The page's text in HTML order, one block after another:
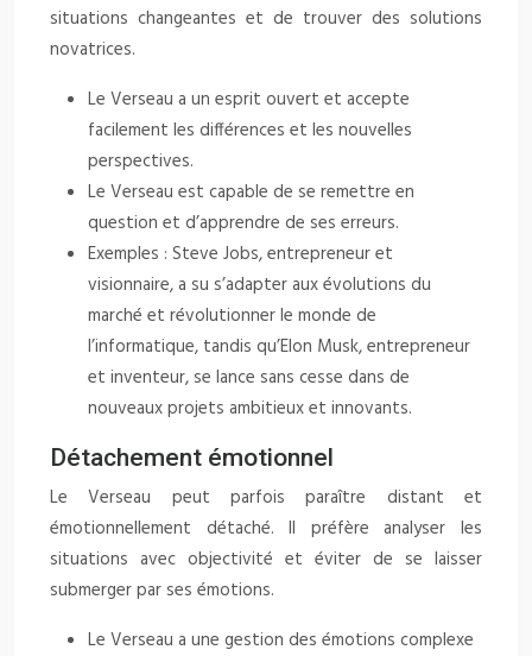
situations changeantes et de trouver des solutions
novatrices.
Le Verseau a un esprit ouvert et accepte
facilement les différences et les nouvelles
perspectives.
Le Verseau est capable de se remettre en
question et d’apprendre de ses erreurs.
Exemples : Steve Jobs, entrepreneur et
visionnaire, a su s’adapter aux évolutions du
marché et révolutionner le monde de
l’informatique, tandis qu’Elon Musk, entrepreneur
et inventeur, se lance sans cesse dans de
nouveaux projets ambitieux et innovants.
Détachement émotionnel
Le Verseau peut parfois paraître distant et
émotionnellement détaché. Il préfère analyser les
situations avec objectivité et éviter de se laisser
submerger par ses émotions.
Le Verseau a une gestion des émotions complexe